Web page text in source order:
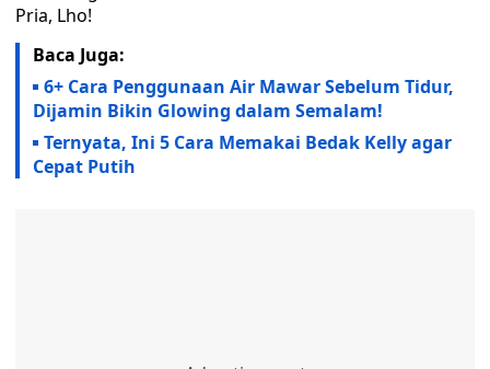
Baca Juga:
6+ Cara Penggunaan Air Mawar Sebelum Tidur,
Dijamin Bikin Glowing dalam Semalam!
Ternyata, Ini 5 Cara Memakai Bedak Kelly agar
Cepat Putih